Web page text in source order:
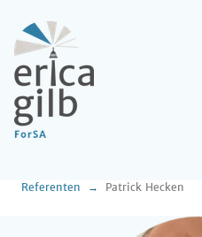
Referenten Patrick Hecken